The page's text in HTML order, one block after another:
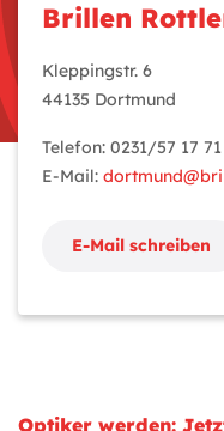
Brillen
Kleppingstr. 6
44135 Dortmund
Telefon: 0231/57 17 71
E-Mail:
E-Mail schreiben
Optiker werden: